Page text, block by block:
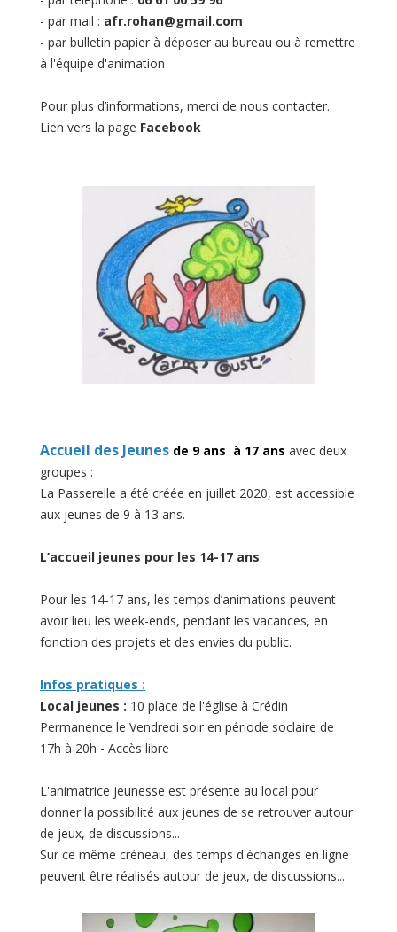
- par mail : afr.rohan@gmail.com
- par bulletin papier à déposer au bureau ou à remettre
à l'équipe d'animation
Pour plus d’informations, merci de nous contacter.
Lien vers la page Facebook
Accueil des Jeunes de 9 ans à 17 ans avec deux
groupes :
La Passerelle a été créée en juillet 2020, est accessible
aux jeunes de 9 à 13 ans.
L’accueil jeunes pour les 14-17 ans
Pour les 14-17 ans, les temps d’animations peuvent
avoir lieu les week-ends, pendant les vacances, en
fonction des projets et des envies du public.
Infos pratiques :
Local jeunes : 10 place de l'église à Crédin
Permanence le Vendredi soir en période soclaire de
17h à 20h - Accès libre
L'animatrice jeunesse est présente au local pour
donner la possibilité aux jeunes de se retrouver autour
de jeux, de discussions...
Sur ce même créneau, des temps d'échanges en ligne
peuvent être réalisés autour de jeux, de discussions...